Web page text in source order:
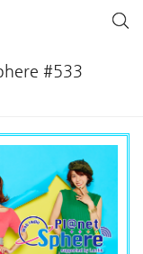
#533